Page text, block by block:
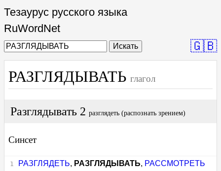
Тезаурус русского языка
RuWordNet
Искать 🇬🇧
РАЗГЛЯДЫВАТЬ глагол
Разглядывать 2 разглядеть (распознать зрением)
Синсет
РАЗГЛЯДЕТЬ, РАЗГЛЯДЫВАТЬ, РАССМОТРЕТЬ